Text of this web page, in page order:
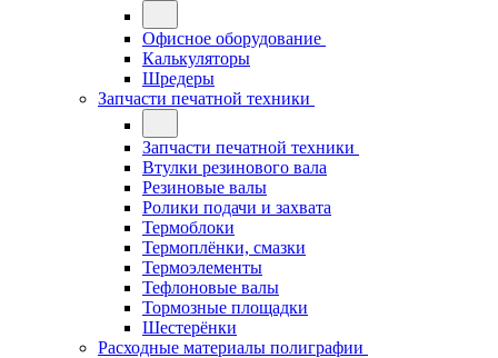
Офисное оборудование
Калькуляторы
Шредеры
Запчасти печатной техники
Запчасти печатной техники
Втулки резинового вала
Резиновые валы
Ролики подачи и захвата
Термоблоки
Термоплёнки, смазки
Термоэлементы
Тефлоновые валы
Тормозные площадки
Шестерёнки
Расходные материалы полиграфии